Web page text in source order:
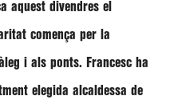
aquest divendres el
comença per la
i als ponts. Francesc ha
elegida alcaldessa de